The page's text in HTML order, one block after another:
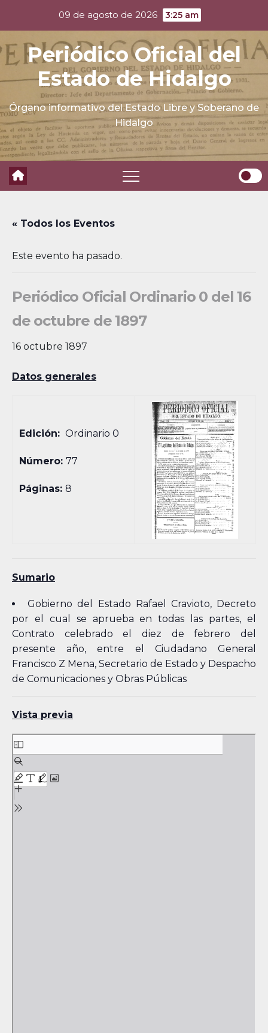
content
09 de agosto de 2026 3:25 am
Periódico Oficial del
Estado de Hidalgo
Órgano informativo del Estado Libre y Soberano de
Hidalgo
« Todos los Eventos
Este evento ha pasado.
Periódico Oficial Ordinario 0 del 16
de octubre de 1897
16 octubre 1897
Datos generales
Edición: Ordinario 0
Número:77
Páginas:8
Sumario
Gobierno del Estado Rafael Cravioto, Decreto
por el cual se aprueba en todas las partes, el
Contrato celebrado el diez de febrero del
presente año, entre el Ciudadano General
Francisco Z Mena, Secretario de Estado y Despacho
de Comunicaciones y Obras Públicas
Vista previa
Skip
to
PDF
content